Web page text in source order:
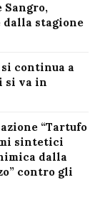
dalla stagione
continua a
si va in
“Tartufo
sintetici
dalla
contro gli